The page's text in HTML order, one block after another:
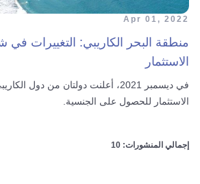
Apr 01, 2022
منطقة البحر الكاريبي: التغييرات
الاستثمار
في ديسمبر 2021، أعلنت دولتان من
الاستثمار للحصول على الجنسية.
إجمالي المنشورات: 10